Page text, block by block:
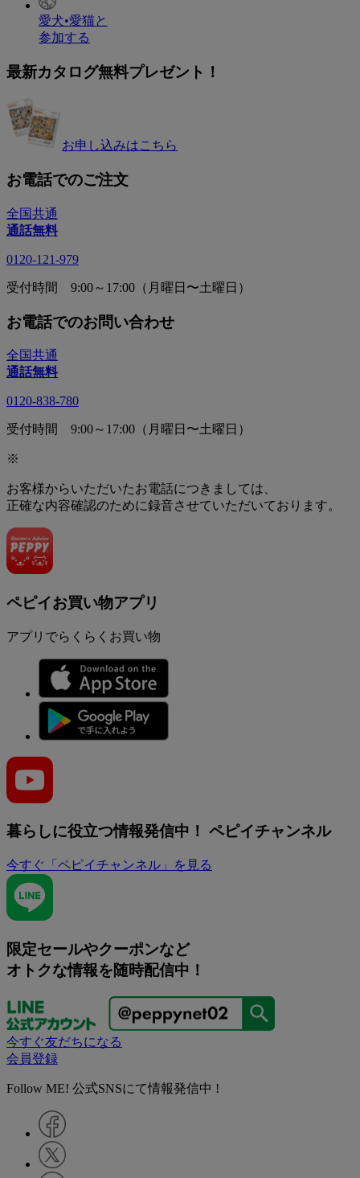
愛犬•愛猫と
参加する
最新カタログ無料プレゼント！
お申し込みはこちら
お電話でのご注文
全国共通
通話無料
0120-121-979
受付時間 9:00～17:00（月曜日〜土曜日）
お電話でのお問い合わせ
全国共通
通話無料
0120-838-780
受付時間 9:00～17:00（月曜日〜土曜日）
※
お客様からいただいたお電話につきましては、
正確な内容確認のために録音させていただいております。
ペピイお買い物アプリ
アプリでらくらくお買い物
暮らしに役立つ情報発信中！ ペピイチャンネル
今すぐ「ペピイチャンネル」を見る
限定セールやクーポンなど
オトクな情報を随時配信中！
今すぐ友だちになる
会員登録
Follow ME! 公式SNSにて情報発信中 !